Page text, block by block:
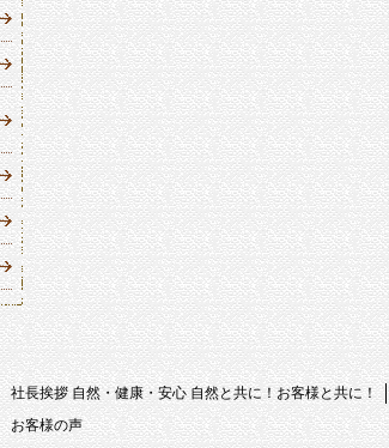
社長挨拶 自然・健康・安心 自然と共に！お客様と共に！
お客様の声